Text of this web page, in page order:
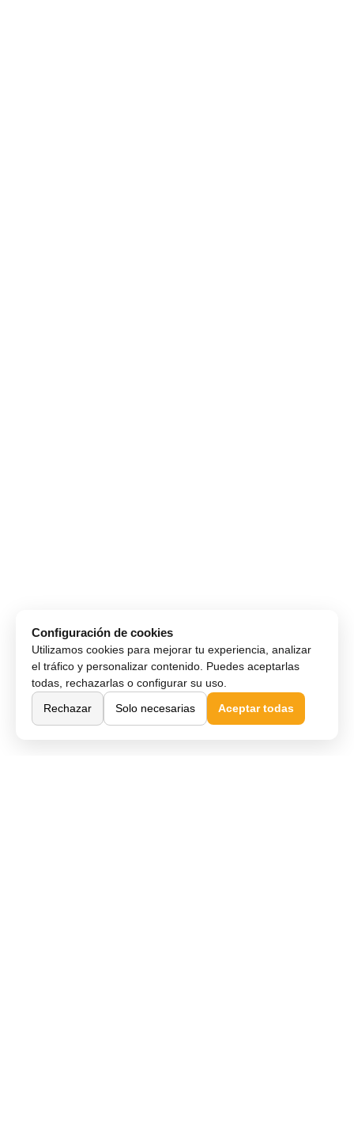
Configuración de cookies
Utilizamos cookies para mejorar tu experiencia, analizar
el tráfico y personalizar contenido. Puedes aceptarlas
todas, rechazarlas o configurar su uso.
Rechazar
Solo necesarias Aceptar todas